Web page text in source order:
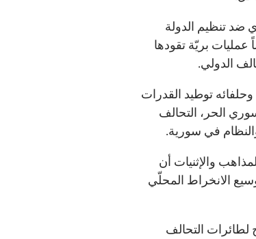
ضد تنظيم الدولة
بريّة تقودها
الدولي.
توطيد القدرات
الحر، التحالف
في سورية.
والإثنيات أن
الانخراط المحلّي
لطائرات التحالف